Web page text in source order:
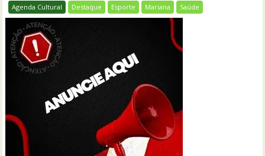
Agenda Cultural Destaque Esporte Mariana Saúde